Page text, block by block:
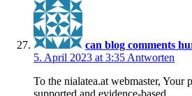
can blog comments
5. April 2023 at 3:35 Antworten
To the nialatea.at webmaster, Your
supported and evidence-based.